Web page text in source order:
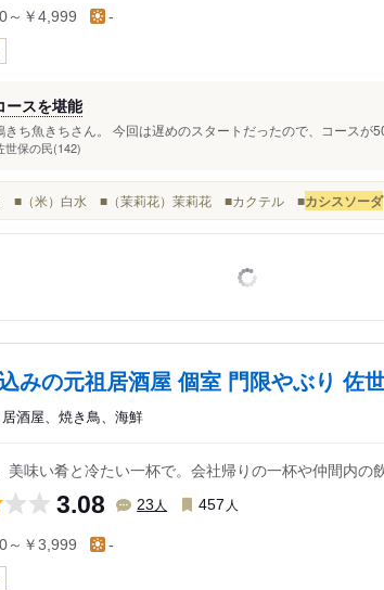
～￥4,999 -
ースを堪能
きち魚きちさん。 今回は遅めのスタートだったので、コースが
世保の民(142)
■（米）白水 ■（茉莉花）茉莉花 ■カクテル ■カシスソーダ
みの元祖居酒屋 個室 門限やぶり 佐
酒屋、焼き鳥、海鮮
美味い肴と冷たい一杯で。会社帰りの一杯や仲間内の
3.08 23 人 457 人
～￥3,999 -